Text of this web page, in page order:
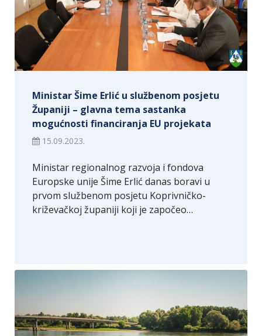
Ministar Šime Erlić u službenom posjetu
Županiji – glavna tema sastanka
mogućnosti financiranja EU projekata
15.09.2023.
Ministar regionalnog razvoja i fondova
Europske unije Šime Erlić danas boravi u
prvom službenom posjetu Koprivničko-
križevačkoj županiji koji je započeo…